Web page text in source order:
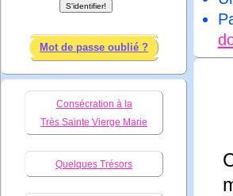
Mot de passe oublié ?
Consécration à la
Très Sainte Vierge Marie
Quelques Trésors